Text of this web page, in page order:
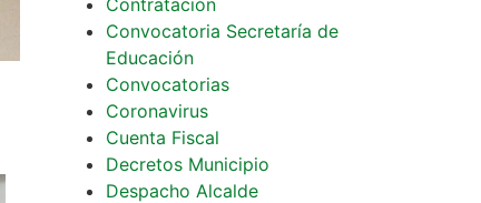
Contratación
Convocatoria Secretaría de
Educación
Convocatorias
Coronavirus
Cuenta Fiscal
Decretos Municipio
Despacho Alcalde